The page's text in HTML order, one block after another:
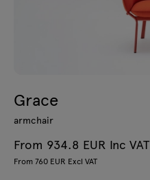
Grace
armchair
From 934.8 EUR Inc VAT
From 760 EUR Excl VAT